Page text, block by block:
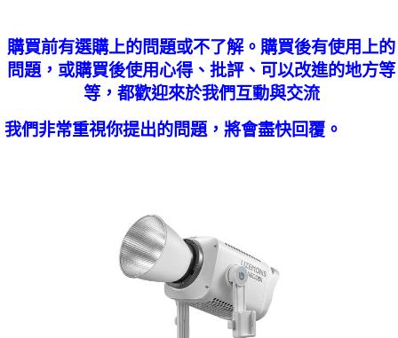
購買前有選購上的問題或不了解。購買後有使用上的
問題，或購買後使用心得、批評、可以改進的地方等
等，都歡迎來於我們互動與交流
我們非常重視你提出的問題，將會盡快回覆。